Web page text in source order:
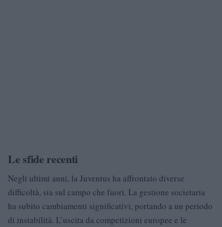
Le sfide recenti
Negli ultimi anni, la Juventus ha affrontato diverse
difficoltà, sia sul campo che fuori. La gestione societaria
ha subito cambiamenti significativi, portando a un periodo
di instabilità. L’uscita da competizioni europee e le